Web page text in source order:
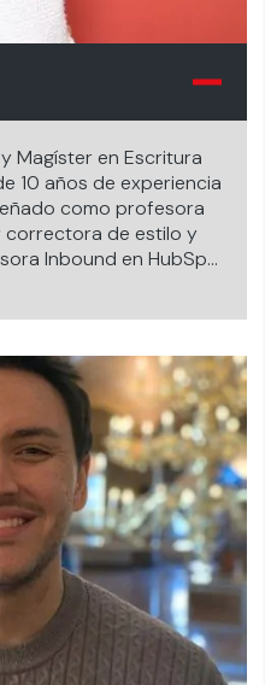
Magíster en Escritura
10 años de experiencia
como profesora
correctora de estilo y
Inbound en HubSpot